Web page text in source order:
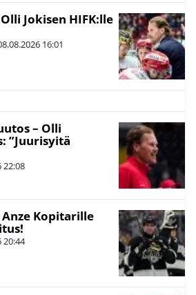
Jokisen HIFK:lle
16:01
– Olli
”Juurisyitä
22:08
Anze Kopitarille
20:44